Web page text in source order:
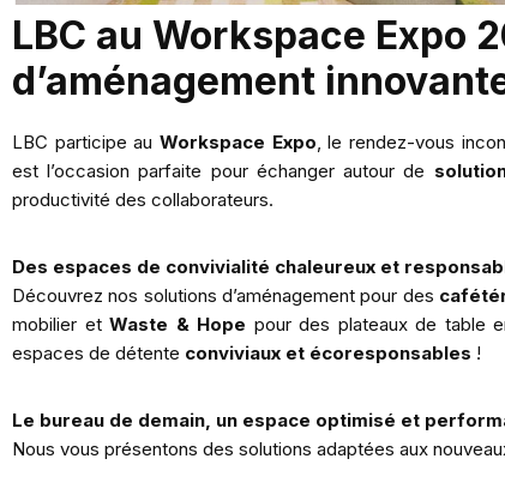
LBC au Workspace Expo
d’aménagement
LBC participe au Workspace Expo, le rendez-vous
est l’occasion parfaite pour échanger autour de
productivité des collaborateurs.
Des espaces de convivialité chaleureux et
Découvrez nos solutions d’aménagement pour des
mobilier etWaste & Hope pour des plateaux de table
espaces de détente conviviaux et écoresponsables !
Le bureau de demain, un espace optimisé et
Nous vous présentons des solutions adaptées aux